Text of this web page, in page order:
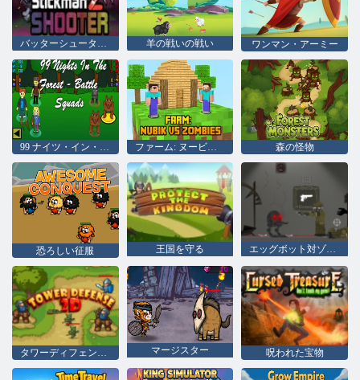
バッターシューター2 羊の戦いの戦い ワンマン・アーミー
99 ナイツ・イン・ザ・フォレスト- バトルスクワッド ファーム: ヌービック vs ゾンビ 森の怪物
恐ろしい征服 王国を守る エッグボット対ゾンビ
タワーディフェンス2D マージスター 呪われた宝物